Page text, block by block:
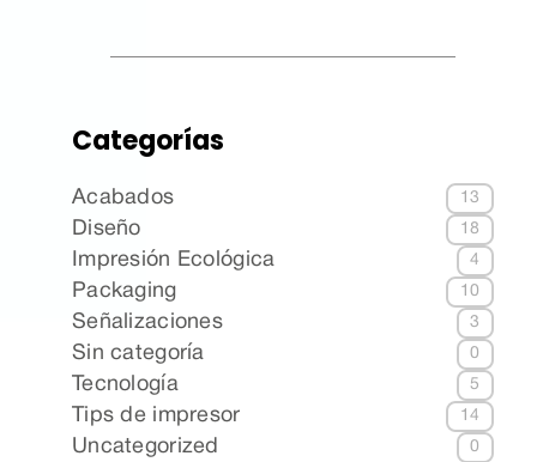
Categorías
Acabados 13
Diseño 18
Impresión Ecológica 4
Packaging 10
Señalizaciones 3
Sin categoría 0
Tecnología 5
Tips de impresor 14
Uncategorized 0